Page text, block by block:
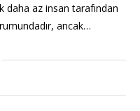
daha az insan tarafından
ancak…